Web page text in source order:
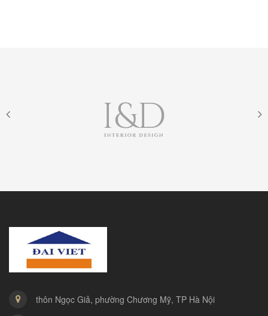
thôn Ngọc Giả, phường Chương Mỹ, TP Hà Nội